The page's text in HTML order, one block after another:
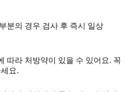
분의 경우 검사 후 즉시 일상
따라 처방약이 있을 수 있어요. 꼭
요.